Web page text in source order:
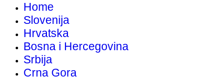
Home
Slovenija
Hrvatska
Bosna i Hercegovina
Srbija
Crna Gora